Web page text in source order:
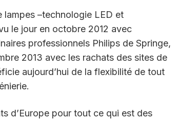
lampes –technologie LED et
le jour en octobre 2012 avec
professionnels Philips de Springe,
2013 avec les rachats des sites de
aujourd’hui de la flexibilité de tout
d’Europe pour tout ce qui est des